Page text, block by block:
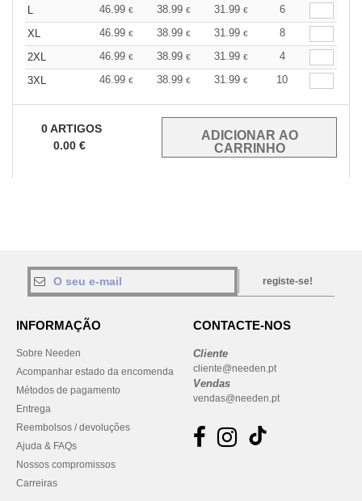
L
46.99 € 38.99 € 31.99 €
6
XL
46.99 € 38.99 € 31.99 €
8
2XL
46.99 € 38.99 € 31.99 €
4
3XL
46.99 € 38.99 € 31.99 € 10
0ARTIGOS
0.00 €
registe-se!
INFORMAÇÃO
Sobre Needen
Acompanhar estado da encomenda
Métodos de pagamento
Entrega
Reembolsos / devoluções
Ajuda & FAQs
Nossos compromissos
Carreiras
CONTACTE-NOS
Cliente
cliente@needen.pt
Vendas
vendas@needen.pt